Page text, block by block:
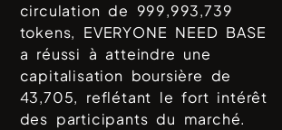
circulation de 999,993,739
tokens, EVERYONE NEED BASE
a réussi à atteindre une
capitalisation boursière de
43,705, reflétant le fort intérêt
des participants du marché.